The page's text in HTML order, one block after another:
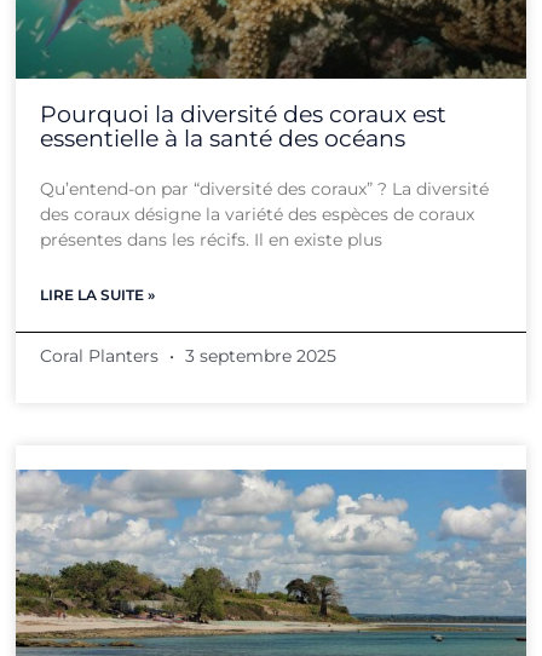
Pourquoi la diversité des coraux est
essentielle à la santé des océans
Qu’entend-on par “diversité des coraux” ? La diversité
des coraux désigne la variété des espèces de coraux
présentes dans les récifs. Il en existe plus
LIRE LA SUITE »
Coral Planters 3 septembre 2025